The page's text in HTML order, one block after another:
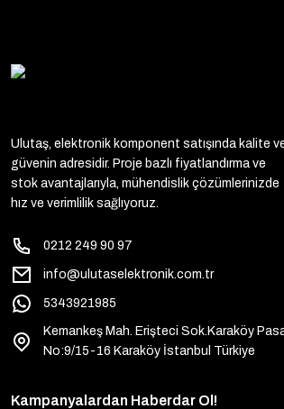
Ulutaş, elektronik komponent satışında kalite
güvenin adresidir. Proje bazlı fiyatlandırma ve
stok avantajlarıyla, mühendislik çözümlerinizde
hız ve verimlilik sağlıyoruz.
0212 249 90 97
info@ulutaselektronik.com.tr
5343921985
Kemankeş Mah. Erişteci Sok.Karaköy
No:9/15-16 Karaköy İstanbul Türkiye
Kampanyalardan Haberdar Ol!